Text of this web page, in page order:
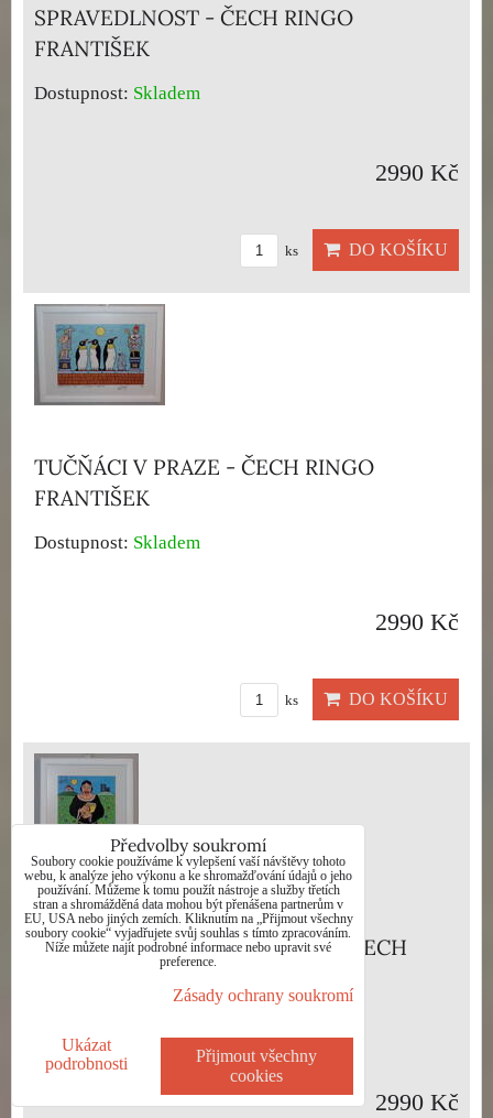
SPRAVEDLNOST - ČECH RINGO
FRANTIŠEK
Dostupnost: Skladem
2990 Kč
ks DO KOŠÍKU
TUČŇÁCI V PRAZE - ČECH RINGO
FRANTIŠEK
Dostupnost: Skladem
2990 Kč
ks DO KOŠÍKU
UPÁLENÍ BOŽENY NĚMCOVÉ - ČECH
RINGO FRANTIŠEK
2990 Kč
Předvolby soukromí
Soubory cookie používáme k vylepšení vaší návštěvy tohoto
webu, k analýze jeho výkonu a ke shromažďování údajů o jeho
používání. Můžeme k tomu použít nástroje a služby třetích
stran a shromážděná data mohou být přenášena partnerům v
EU, USA nebo jiných zemích. Kliknutím na „Přijmout všechny
soubory cookie“ vyjadřujete svůj souhlas s tímto zpracováním.
Níže můžete najít podrobné informace nebo upravit své
preference.
Zásady ochrany soukromí
Ukázat
podrobnosti
Přijmout všechny
cookies